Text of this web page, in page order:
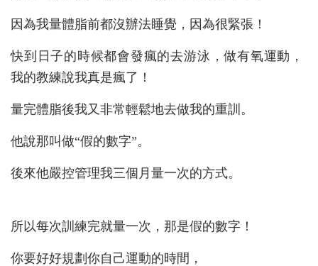
因為我量體脂前都沒辦法睡覺，因為很緊張！
快到日子的時候都會發瘋的去游泳，做有氧運動，
我的教練說我真是瘋了！
量完體脂後我又非常輕鬆地去做我的重訓。
他說那叫做“假的數字”。
後來他嚴控管理我三個月量一次的方式。
所以每次訓練完就量一次，那是假的數字！
你要好好規劃你自己運動的時間，